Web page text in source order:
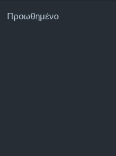
Προωθημένο